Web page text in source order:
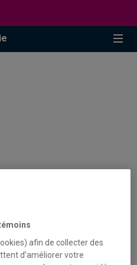
4387
afin de collecter des
d’améliorer votre